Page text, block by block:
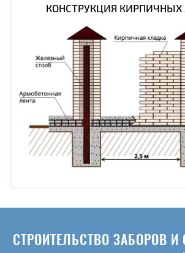
КОНСТРУКЦИЯ КИРПИЧНЫХ
СТРОИТЕЛЬСТВО ЗАБОРОВ И